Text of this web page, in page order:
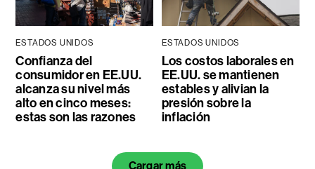
ESTADOS UNIDOS
Confianza del
consumidor en EE.UU.
alcanza su nivel más
alto en cinco meses:
estas son las razones
ESTADOS UNIDOS
Los costos laborales en
EE.UU. se mantienen
estables y alivian la
presión sobre la
inflación
Cargar más